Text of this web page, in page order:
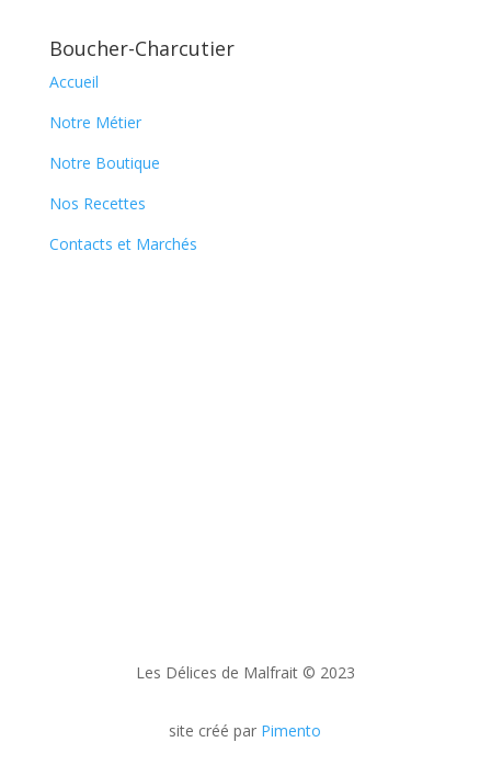
Boucher-Charcutier
Accueil
Notre Métier
Notre Boutique
Nos Recettes
Contacts et Marchés
Les Délices de Malfrait © 2023
site créé par Pimento